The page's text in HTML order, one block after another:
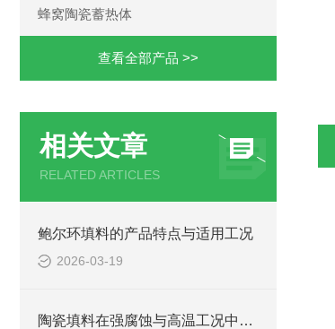
蜂窝陶瓷蓄热体
查看全部产品 >>
相关文章
RELATED ARTICLES
鲍尔环填料的产品特点与适用工况
2026-03-19
陶瓷填料在强腐蚀与高温工况中的应用